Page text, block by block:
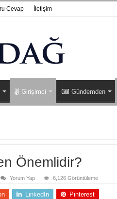
Cevap İletişim
Girişimci Gündemden
Önemlidir?
Yorum Yap 6,126 Görüntüleme
LinkedIn Pinterest